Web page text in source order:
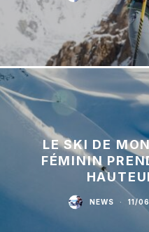
LE SKI DE
FÉMININ
NEWS · 11/